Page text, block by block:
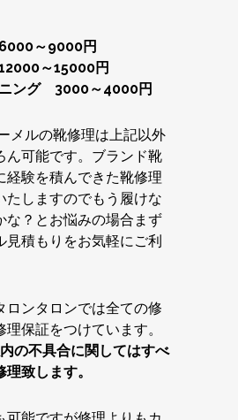
～9000円
～15000円
ング 3000～4000円
メルの靴修理は上記以外
ん可能です。ブランド靴
経験を積んできた靴修理
たしますのでもう履けな
な？とお悩みの場合まず
見積もりをお気軽にご利
ロンタロンでは全ての修
保証をつけています。
の不具合に関してはすべ
致します。